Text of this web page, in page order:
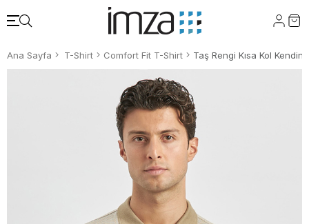
Ana Sayfa T-Shirt Comfort Fit T-Shirt